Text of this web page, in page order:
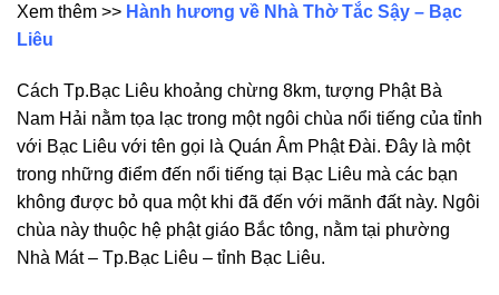
Xem thêm >> Hành hương về Nhà Thờ Tắc Sậy – Bạc
Liêu
Cách Tp.Bạc Liêu khoảng chừng 8km, tượng Phật Bà
Nam Hải nằm tọa lạc trong một ngôi chùa nổi tiếng của tỉnh
với Bạc Liêu với tên gọi là Quán Âm Phật Đài. Đây là một
trong những điểm đến nổi tiếng tại Bạc Liêu mà các bạn
không được bỏ qua một khi đã đến với mãnh đất này. Ngôi
chùa này thuộc hệ phật giáo Bắc tông, nằm tại phường
Nhà Mát – Tp.Bạc Liêu – tỉnh Bạc Liêu.